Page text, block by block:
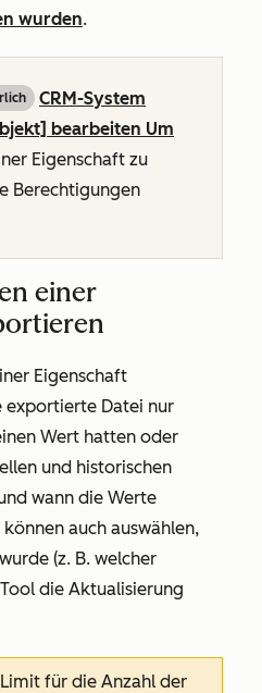
wurden.
CRM-System
bearbeiten Um
Eigenschaft zu
Berechtigungen
einer
Eigenschaft
Datei nur
Wert hatten oder
und historischen
wann die Werte
auch auswählen,
(z. B. welcher
die Aktualisierung
Limit für die Anzahl der